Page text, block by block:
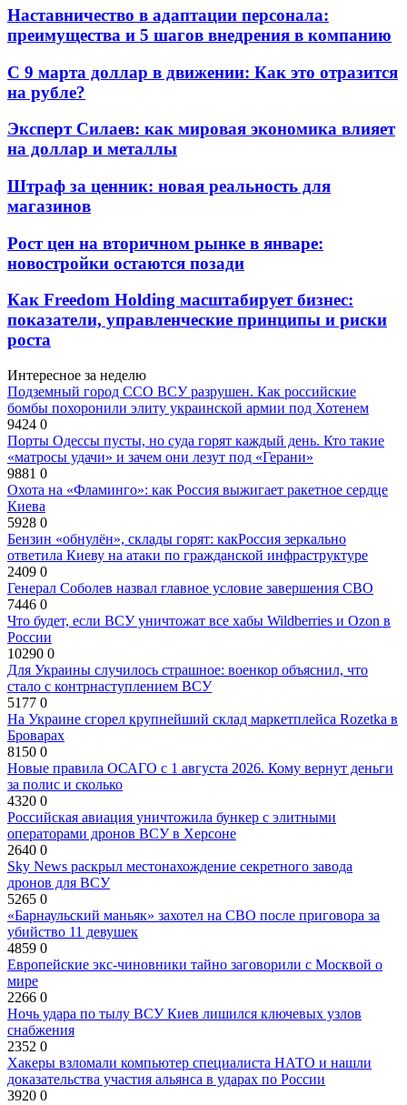
Наставничество в адаптации персонала:
преимущества и 5 шагов внедрения в компанию
С 9 марта доллар в движении: Как это отразится
на рубле?
Эксперт Силаев: как мировая экономика влияет
на доллар и металлы
Штраф за ценник: новая реальность для
магазинов
Рост цен на вторичном рынке в январе:
новостройки остаются позади
Как Freedom Holding масштабирует бизнес:
показатели, управленческие принципы и риски
роста
Интересное за неделю
Подземный город ССО ВСУ разрушен. Как российские
бомбы похоронили элиту украинской армии под Хотенем
9424 0
Порты Одессы пусты, но суда горят каждый день. Кто такие
«матросы удачи» и зачем они лезут под «Герани»
9881 0
Охота на «Фламинго»: как Россия выжигает ракетное сердце
Киева
5928 0
Бензин «обнулён», склады горят: какРоссия зеркально
ответила Киеву на атаки по гражданской инфраструктуре
2409 0
Генерал Соболев назвал главное условие завершения СВО
7446 0
Что будет, если ВСУ уничтожат все хабы Wildberries и Ozon в
России
10290 0
Для Украины случилось страшное: военкор объяснил, что
стало с контрнаступлением ВСУ
5177 0
На Украине сгорел крупнейший склад маркетплейса Rozetka в
Броварах
8150 0
Новые правила ОСАГО с 1 августа 2026. Кому вернут деньги
за полис и сколько
4320 0
Российская авиация уничтожила бункер с элитными
операторами дронов ВСУ в Херсоне
2640 0
Sky News раскрыл местонахождение секретного завода
дронов для ВСУ
5265 0
«Барнаульский маньяк» захотел на СВО после приговора за
убийство 11 девушек
4859 0
Европейские экс-чиновники тайно заговорили с Москвой о
мире
2266 0
Ночь удара по тылу ВСУ Киев лишился ключевых узлов
снабжения
2352 0
Хакеры взломали компьютер специалиста НАТО и нашли
доказательства участия альянса в ударах по России
3920 0